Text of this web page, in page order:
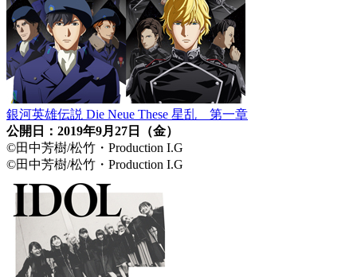
銀河英雄伝説 Die Neue These 星乱 第一章
公開日：2019年9月27日（金）
©田中芳樹/松竹・Production I.G
©田中芳樹/松竹・Production I.G